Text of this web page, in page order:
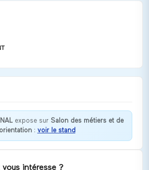
expose sur Salon des métiers et de
: voir le stand
vous intéresse ?